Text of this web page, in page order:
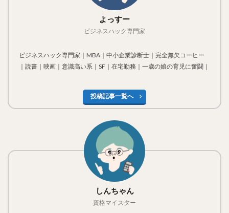
よっすー
ビジネスハック専門家
ビジネスハック専門家｜MBA｜中小企業診断士｜完全無欠コーヒー
｜読書｜映画｜意識高い系｜SF｜在宅勤務｜一歳の娘の育児に奮闘｜
投稿記事一覧へ
しんちゃん
資格マイスター